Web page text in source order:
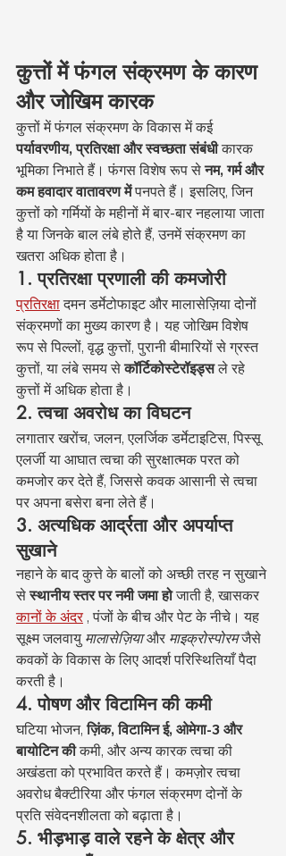
कुत्तों में फंगल संक्रमण के कारण
और जोखिम कारक
कुत्तों में फंगल संक्रमण के विकास में कई
पर्यावरणीय, प्रतिरक्षा और स्वच्छता संबंधी कारक
भूमिका निभाते हैं। फंगस विशेष रूप से नम, गर्म और
कम हवादार वातावरण में पनपते हैं। इसलिए, जिन
कुत्तों को गर्मियों के महीनों में बार-बार नहलाया जाता
है या जिनके बाल लंबे होते हैं, उनमें संक्रमण का
खतरा अधिक होता है।
1. प्रतिरक्षा प्रणाली की कमजोरी
प्रतिरक्षा दमन डर्मेटोफाइट और मालासेज़िया दोनों
संक्रमणों का मुख्य कारण है। यह जोखिम विशेष
रूप से पिल्लों, वृद्ध कुत्तों, पुरानी बीमारियों से ग्रस्त
कुत्तों, या लंबे समय से कॉर्टिकोस्टेरॉइड्स ले रहे
कुत्तों में अधिक होता है।
2. त्वचा अवरोध का विघटन
लगातार खरोंच, जलन, एलर्जिक डर्मेटाइटिस, पिस्सू
एलर्जी या आघात त्वचा की सुरक्षात्मक परत को
कमजोर कर देते हैं, जिससे कवक आसानी से त्वचा
पर अपना बसेरा बना लेते हैं।
3. अत्यधिक आर्द्रता और अपर्याप्त
सुखाने
नहाने के बाद कुत्ते के बालों को अच्छी तरह न सुखाने
से स्थानीय स्तर पर नमी जमा हो जाती है, खासकर
कानों के अंदर , पंजों के बीच और पेट के नीचे। यह
सूक्ष्म जलवायु मालासेज़िया और माइक्रोस्पोरम जैसे
कवकों के विकास के लिए आदर्श परिस्थितियाँ पैदा
करती है।
4. पोषण और विटामिन की कमी
घटिया भोजन, ज़िंक, विटामिन ई, ओमेगा-3 और
बायोटिन की कमी, और अन्य कारक त्वचा की
अखंडता को प्रभावित करते हैं। कमज़ोर त्वचा
अवरोध बैक्टीरिया और फंगल संक्रमण दोनों के
प्रति संवेदनशीलता को बढ़ाता है।
5. भीड़भाड़ वाले रहने के क्षेत्र और